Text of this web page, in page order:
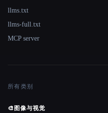
llms.txt
llms-full.txt
MCP server
所有类别
🎨 图像与视觉